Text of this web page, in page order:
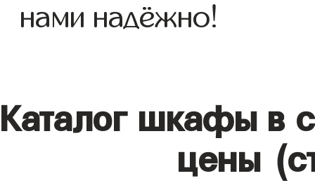
нами надёжно!
Каталог шкафы в
цены